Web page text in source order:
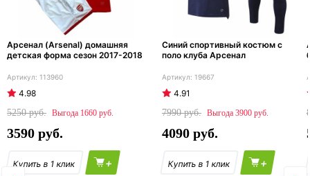
Арсенал (Arsenal) домашняя
детская форма сезон 2017-2018
113960
4.98
5250
1660
3590
+
Синий спортивный костюм с
поло клуба Арсенал
19667
4.91
7990
3900
4090
+